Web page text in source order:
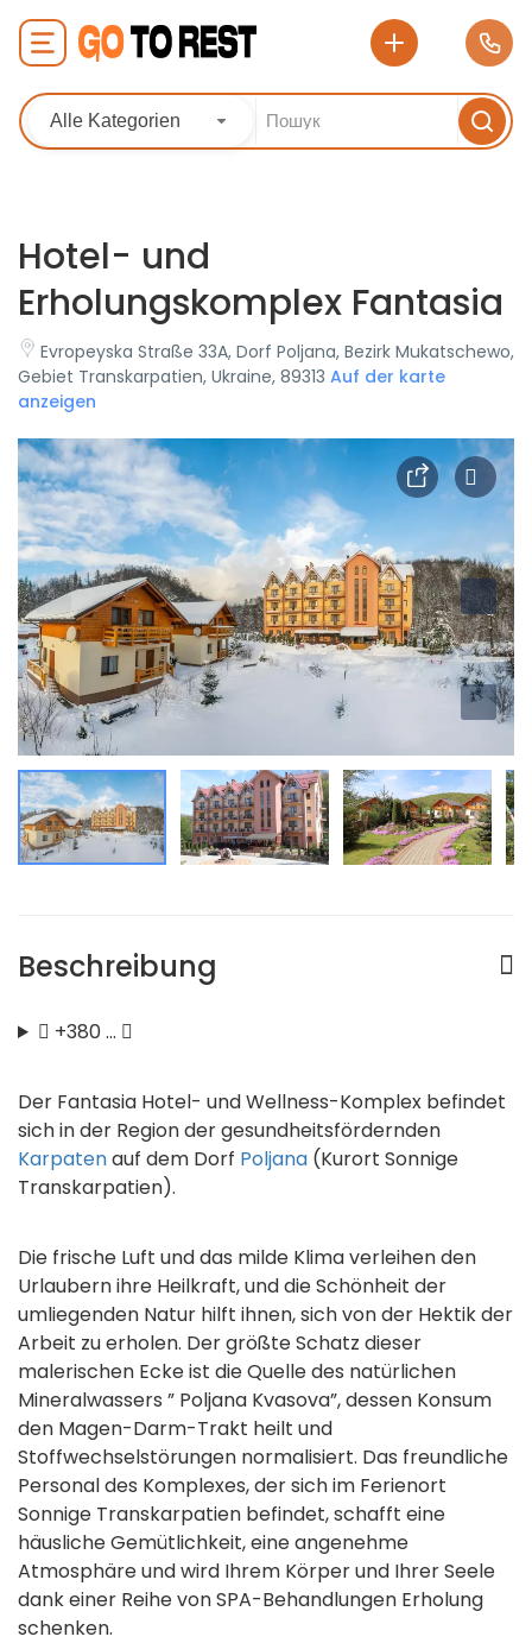
Alle Kategorien
Hotel- und
Erholungskomplex Fantasia
Evropeyska Straße 33A, Dorf Poljana, Bezirk Mukatschewo,
Gebiet Transkarpatien, Ukraine, 89313 Auf der karte
anzeigen
Beschreibung
+380 …
Der Fantasia Hotel- und Wellness-Komplex befindet
sich in der Region der gesundheitsfördernden
Karpatenauf dem Dorf Poljana (Kurort Sonnige
Transkarpatien).
Die frische Luft und das milde Klima verleihen den
Urlaubern ihre Heilkraft, und die Schönheit der
umliegenden Natur hilft ihnen, sich von der Hektik der
Arbeit zu erholen. Der größte Schatz dieser
malerischen Ecke ist die Quelle des natürlichen
Mineralwassers ” Poljana Kvasova”, dessen Konsum
den Magen-Darm-Trakt heilt und
Stoffwechselstörungen normalisiert. Das freundliche
Personal des Komplexes, der sich im Ferienort
Sonnige Transkarpatien befindet, schafft eine
häusliche Gemütlichkeit, eine angenehme
Atmosphäre und wird Ihrem Körper und Ihrer Seele
dank einer Reihe von SPA-Behandlungen Erholung
schenken.